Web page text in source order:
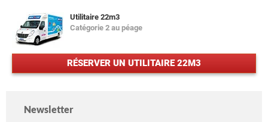
Utilitaire 22m3
Catégorie 2 au péage
RÉSERVER UN UTILITAIRE 22M3
Newsletter